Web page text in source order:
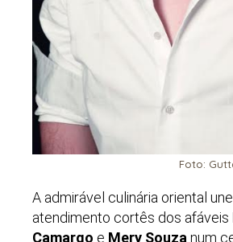
Foto:
A admirável culinária oriental
atendimento cortês dos afáveis
Camargo e Mery Souza num